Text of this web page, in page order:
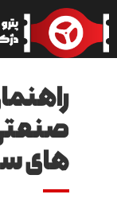
صنعتی
های